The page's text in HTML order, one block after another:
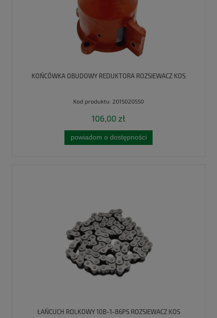
KOŃCÓWKA OBUDOWY REDUKTORA ROZSIEWACZ KOS
Kod produktu: 2015020550
106,00 zł
powiadom o dostępności
ŁAŃCUCH ROLKOWY 10B-1-86PS ROZSIEWACZ KOS